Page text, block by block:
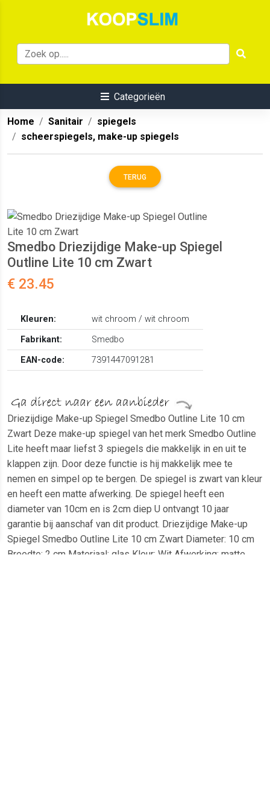
Categorieën
Home Sanitair
spiegels
scheerspiegels, make-up spiegels
TERUG
Smedbo Driezijdige Make-up Spiegel
Outline Lite 10 cm Zwart
€ 23.45
Kleuren:
wit chroom / wit chroom
Fabrikant:
Smedbo
EAN-code:
7391447091281
Driezijdige Make-up Spiegel Smedbo Outline Lite 10 cm
Zwart Deze make-up spiegel van het merk Smedbo Outline
Lite heeft maar liefst 3 spiegels die makkelijk in en uit te
klappen zijn. Door deze functie is hij makkelijk mee te
nemen en simpel op te bergen. De spiegel is zwart van kleur
en heeft een matte afwerking. De spiegel heeft een
diameter van 10cm en is 2cm diep U ontvangt 10 jaar
garantie bij aanschaf van dit product. Driezijdige Make-up
Spiegel Smedbo Outline Lite 10 cm Zwart Diameter: 10 cm
Breedte: 2 cm Materiaal: glas Kleur: Wit Afwerking: matte